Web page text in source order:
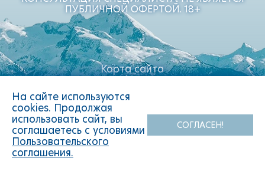
ПУБЛИЧНОЙ ОФЕРТОЙ. 18+
Карта сайта
Политика конфиденциальности
Пользовательское соглашение
© 2026 БАВАРИЯ РЕХА
СДЕЛАНО В ADVERTRIO
На сайте используются
cookies. Продолжая
использовать сайт, вы
соглашаетесь с условиями
Пользовательского
соглашения.
СОГЛАСЕН!